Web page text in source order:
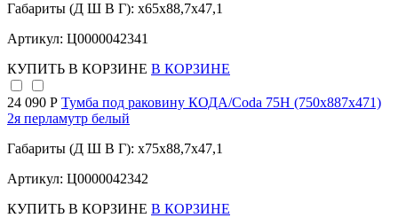
Габариты (Д Ш В Г): x65x88,7x47,1
Артикул: Ц0000042341
КУПИТЬ В КОРЗИНЕ В КОРЗИНЕ
24 090 Р Тумба под раковину КОДА/Coda 75Н (750х887х471)
2я перламутр белый
Габариты (Д Ш В Г): x75x88,7x47,1
Артикул: Ц0000042342
КУПИТЬ В КОРЗИНЕ В КОРЗИНЕ